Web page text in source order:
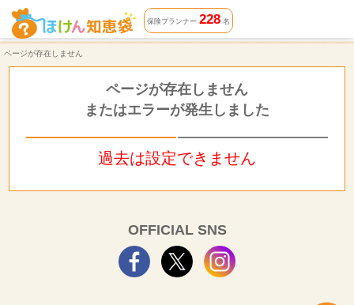
ページが存在しません | ほけん知恵袋
保険プランナー 228名
ページが存在しません
ページが存在しません
またはエラーが発生しました
過去は設定できません
OFFICIAL SNS